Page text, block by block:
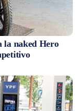
la naked Hero